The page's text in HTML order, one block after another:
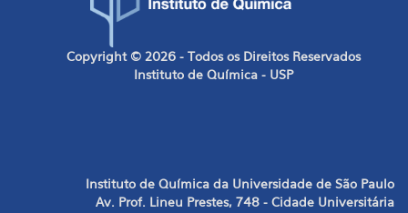
Copyright © 2026 - Todos os Direitos Reservados
Instituto de Química - USP
Instituto de Química da Universidade de São Paulo
Av. Prof. Lineu Prestes, 748 - Cidade Universitária